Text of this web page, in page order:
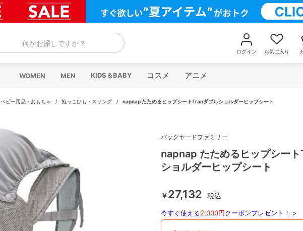
何かお探しですか？
ログイン お気に入り
WOMEN MEN KIDS＆BABY コスメ アニメ
ベビー用品・おもちゃ / 抱っこひも・スリング / napnap たためるヒップシートTranダブルショルダーヒップシート
バックヤードファミリー
napnap たためるヒップシー
ショルダーヒップシート
￥27,132 税込
今すぐ使える2,000円クーポンプレゼント！ >